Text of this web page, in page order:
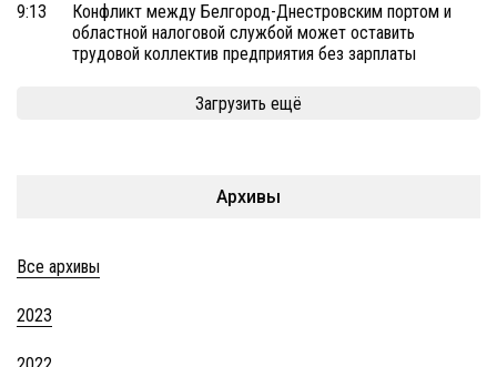
9:13
Конфликт между Белгород-Днестровским портом и
областной налоговой службой может оставить
трудовой коллектив предприятия без зарплаты
Загрузить ещё
Архивы
Все архивы
2023